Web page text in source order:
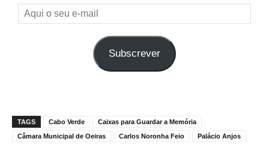
Aqui
o
Subscrever
TAGS Cabo Verde
Caixas para Guardar a Memória
Câmara Municipal de Oeiras
Carlos Noronha Feio Palácio Anjos